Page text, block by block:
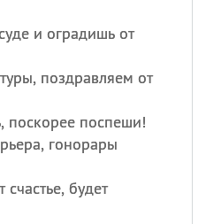
и оградишь от
поздравляем от
поскорее поспеши!
гонорары
будет